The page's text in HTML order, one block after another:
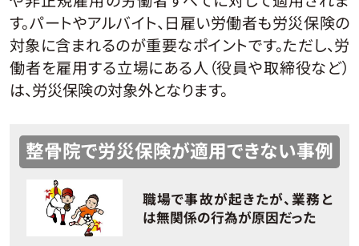
す。パートやアルバイト、日雇い労働者も労災保険の
対象に含まれるのが重要なポイントです。ただし、労
働者を雇用する立場にある人（役員や取締役など）
は、労災保険の対象外となります。
整骨院で労災保険が適用できない事例
職場で事故が起きたが、業務と
は無関係の行為が原因だった